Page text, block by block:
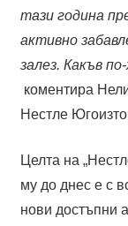
тази година
активно
залез. Какъв
коментира
Нестле
Целта на
му до днес е с
нови достъпни